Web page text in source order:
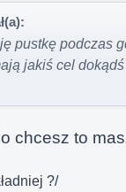
pustkę podczas
jakiś cel
chcesz to
?/